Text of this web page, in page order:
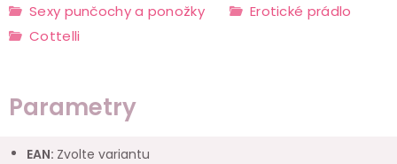
Sexy punčochy a ponožky
Erotické prádlo
Cottelli
Parametry
EAN: Zvolte variantu